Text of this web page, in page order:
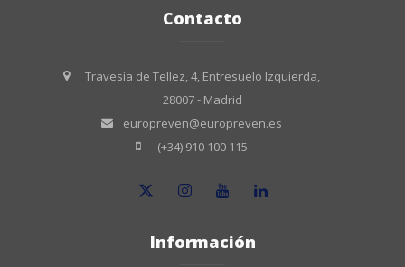
Contacto
Travesía de Tellez, 4, Entresuelo Izquierda,
28007 - Madrid
europreven@europreven.es
(+34) 910 100 115
Información